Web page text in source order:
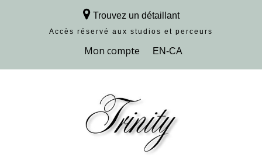
Trouvez un détaillant
Accès réservé aux studios et perceurs